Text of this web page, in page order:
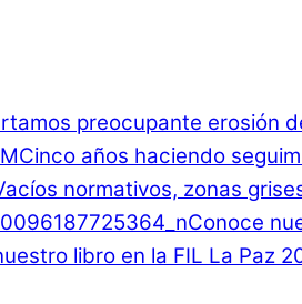
preocupante erosión
Cinco años haciendo
normativos, zonas
Conoce
libro en la FIL La Paz